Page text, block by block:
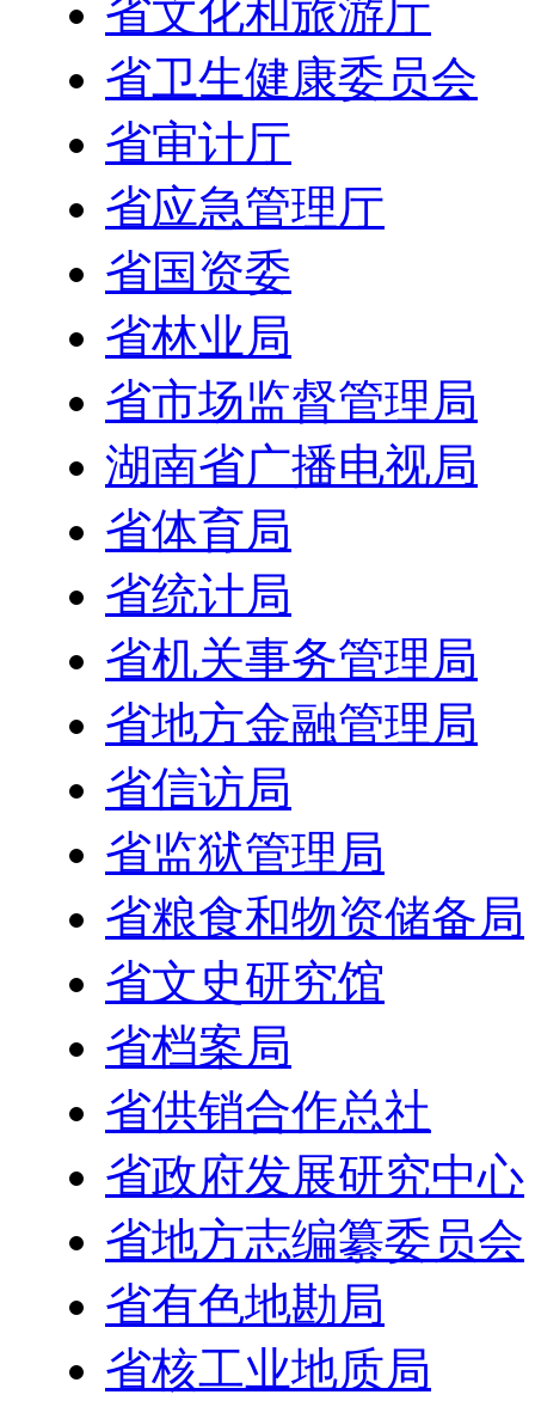
省文化和旅游厅
省卫生健康委员会
省审计厅
省应急管理厅
省国资委
省林业局
省市场监督管理局
湖南省广播电视局
省体育局
省统计局
省机关事务管理局
省地方金融管理局
省信访局
省监狱管理局
省粮食和物资储备局
省文史研究馆
省档案局
省供销合作总社
省政府发展研究中心
省地方志编纂委员会
省有色地勘局
省核工业地质局